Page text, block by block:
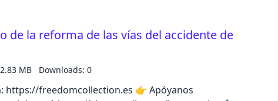
de la reforma de las vías del accidente de
MB Downloads: 0
freedomcollection.es 👉 Apóyanos